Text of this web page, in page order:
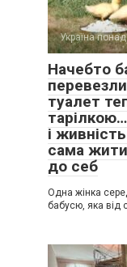
Україна
Начебто
туалет
і
сама
до себ
Одна жінка
бабусю, яка від